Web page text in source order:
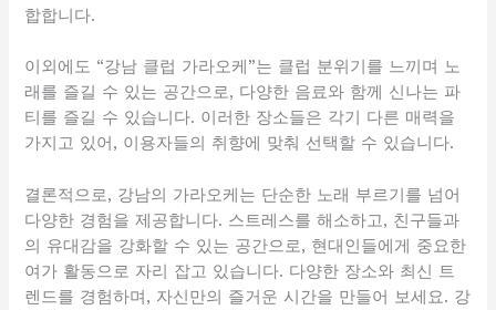
합합니다.
이외에도 “강남 클럽 가라오케”는 클럽 분위기를 느끼며 노
래를 즐길 수 있는 공간으로, 다양한 음료와 함께 신나는 파
티를 즐길 수 있습니다. 이러한 장소들은 각기 다른 매력을
가지고 있어, 이용자들의 취향에 맞춰 선택할 수 있습니다.
결론적으로, 강남의 가라오케는 단순한 노래 부르기를 넘어
다양한 경험을 제공합니다. 스트레스를 해소하고, 친구들과
의 유대감을 강화할 수 있는 공간으로, 현대인들에게 중요한
여가 활동으로 자리 잡고 있습니다. 다양한 장소와 최신 트
렌드를 경험하며, 자신만의 즐거운 시간을 만들어 보세요. 강